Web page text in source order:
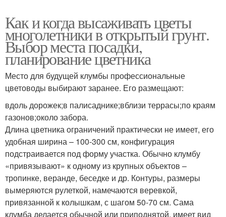
Как и когда высаживать цветы
многолетники в открытый грунт.
Выбор места посадки,
планирование цветника
Место для будущей клумбы профессиональные
цветоводы выбирают заранее. Его размещают:
вдоль дорожек;в палисаднике;вблизи террасы;по краям
газонов;около забора.
Длина цветника ограничений практически не имеет, его
удобная ширина – 100-300 см, конфигурация
подстраивается под форму участка. Обычно клумбу
«привязывают» к одному из крупных объектов –
тропинке, веранде, беседке и др. Контуры, размеры
вымеряются рулеткой, намечаются веревкой,
привязанной к колышкам, с шагом 50-70 см. Сама
клумба делается обычной или приподнятой, имеет вид